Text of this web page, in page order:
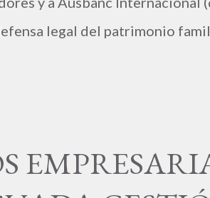
legal del patrimonio
RICARDO.